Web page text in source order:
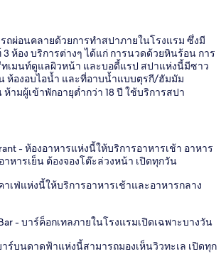
ถผ่อนคลายด้วยการทำสปาภายในโรงแรม ซึ่งมี
ห้อง บริการต่างๆ ได้แก่ การนวดด้วยหินร้อน การ
เมนท์ดูแลผิวหน้า และบอดี้แรป สปาแห่งนี้มีซาว
ห้องอบไอน้ำ และที่อาบน้ำแบบตุรกี/ฮัมมัม
ห้ามผู้เข้าพักอายุต่ำกว่า 18 ปี ใช้บริการสปา
- ห้องอาหารแห่งนี้ให้บริการอาหารเช้า อาหาร
าหารเย็น ต้องจองโต๊ะล่วงหน้า เปิดทุกวัน
าเฟ่แห่งนี้ให้บริการอาหารเช้าและอาหารกลาง
- บาร์ค็อกเทลภายในโรงแรมเปิดเฉพาะบางวัน
าร์บนดาดฟ้าแห่งนี้สามารถมองเห็นวิวทะเล เปิดทุก